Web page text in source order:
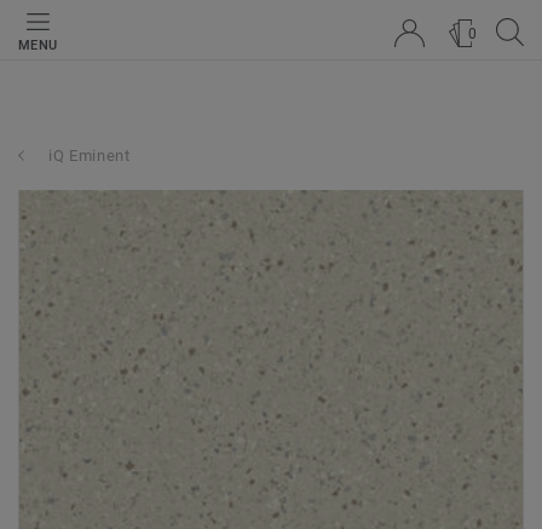
MENU
0
iQ Eminent